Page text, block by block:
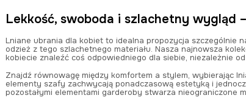
Lekkość, swoboda i szlachetny wygląd
Lniane ubrania dla kobiet to idealna propozycja szczególnie
odzież z tego szlachetnego materiału. Nasza najnowsza
kobiecie znaleźć coś odpowiedniego dla siebie, niezależnie
Znajdź równowagę między komfortem a stylem, wybierając
elementy szafy zachwycają ponadczasową estetyką i
pozostałymi elementami garderoby stwarza nieograniczone